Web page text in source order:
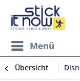
Menü
Übersicht